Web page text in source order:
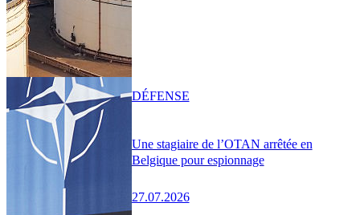
Une stagiaire de l’OTAN arrêtée en
Belgique pour espionnage
27.07.2026
DÉFENSE